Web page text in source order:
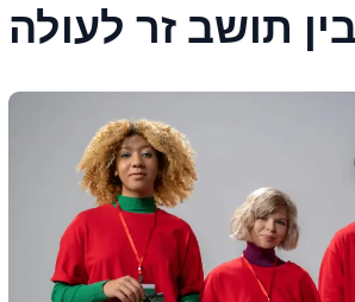
תושב זר לעולה